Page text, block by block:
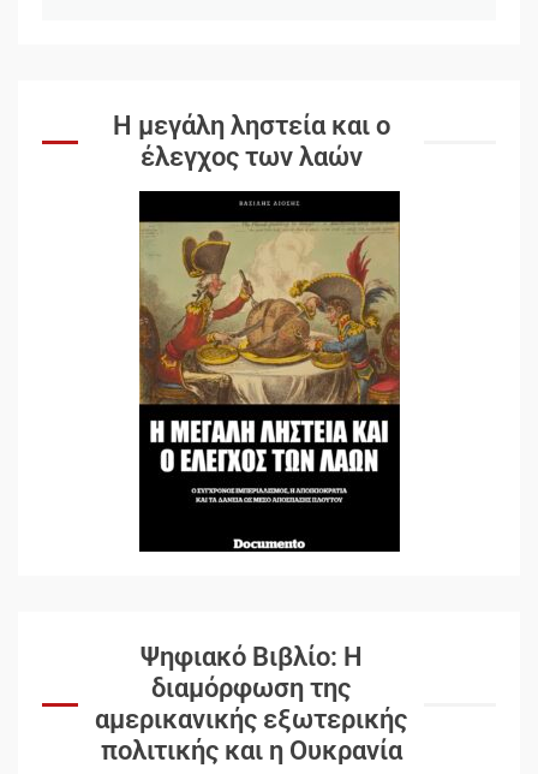
Η μεγάλη ληστεία και ο
έλεγχος των λαών
Ψηφιακό Βιβλίο: Η
διαμόρφωση της
αμερικανικής εξωτερικής
πολιτικής και η Ουκρανία